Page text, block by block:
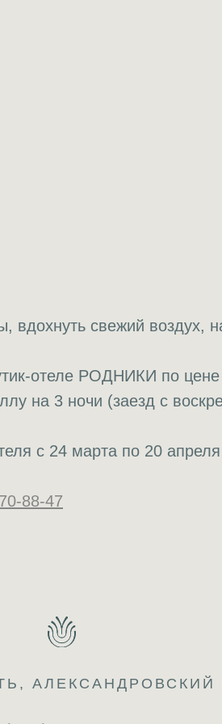
свежий воздух,
отеле РОДНИКИ по цене
на 3 ночи (заезд с
с 24 марта по 20
88-47